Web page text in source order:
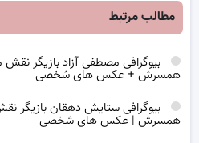
مطالب مرتبط
بیوگرافی مصطفی آزاد بازیگر
همسرش + عکس های شخصی
بیوگرافی ستایش دهقان بازیگر
همسرش | عکس های شخصی